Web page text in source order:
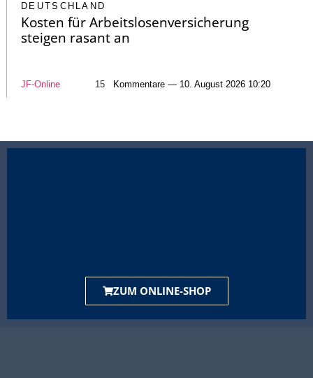
DEUTSCHLAND
Kosten für Arbeitslosenversicherung
steigen rasant an
JF-Online 15 Kommentare — 10. August 2026 10:20
ZUM ONLINE-SHOP